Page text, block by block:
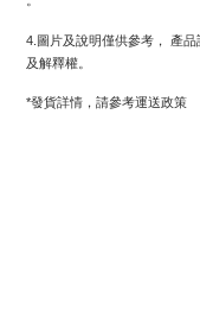
4.圖片及說明僅供參考， 產
及解釋權。
*發貨詳情，請參考運送政策